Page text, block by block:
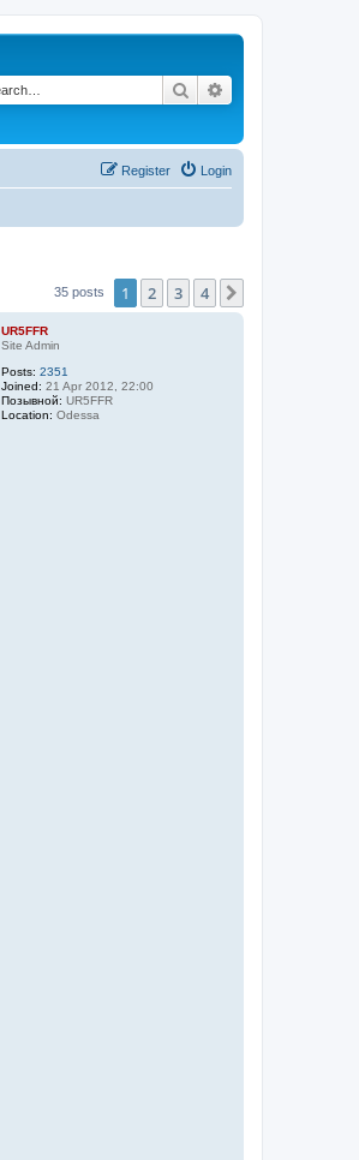
Search
Login
Register
35 posts 1 2 3 4
UR5FFR
Site Admin
Posts: 2351
Joined: 21 Apr 2012, 22:00
Позывной: UR5FFR
Location: Odessa